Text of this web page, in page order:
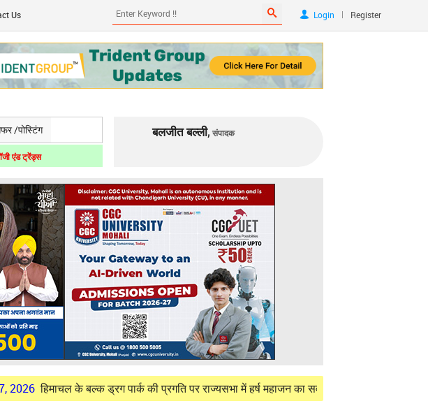
Us Login | Register
/पोस्टिंग
एंड ट्रेंड्स
बलजीत बल्ली, संपादक
के बल्क ड्रग पार्क की प्रगति पर राज्यसभा में हर्ष महाजन का सवाल, केंद्र ने दी परियोजना की विस्तृत